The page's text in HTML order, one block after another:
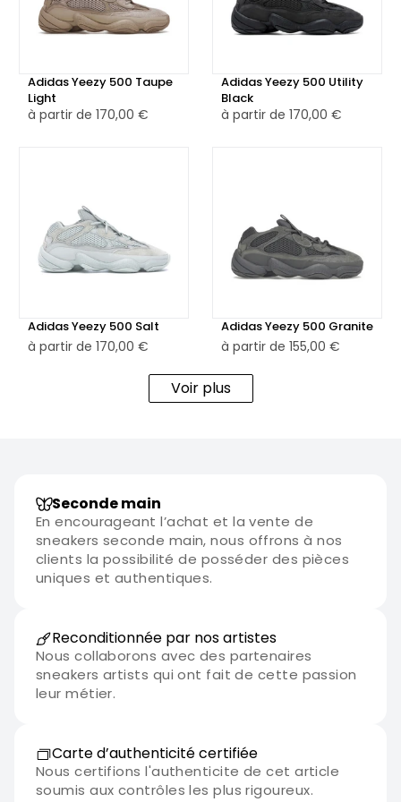
Adidas Yeezy 500 Taupe
Light
à partir de 170,00 €
Adidas Yeezy 500 Utility
Black
à partir de 170,00 €
Adidas Yeezy 500 Salt
à partir de 170,00 €
Adidas Yeezy 500 Granite
à partir de 155,00 €
Voir plus
Seconde main
En encourageant l’achat et la vente de
sneakers seconde main, nous offrons à nos
clients la possibilité de posséder des pièces
uniques et authentiques.
Reconditionnée par nos artistes
Nous collaborons avec des partenaires
sneakers artists qui ont fait de cette passion
leur métier.
Carte d’authenticité certifiée
Nous certifions l'authenticite de cet article
soumis aux contrôles les plus rigoureux.